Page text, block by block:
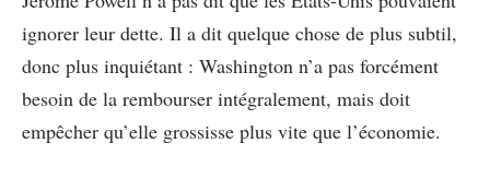
ignorer leur dette. Il a dit quelque chose de plus subtil,
donc plus inquiétant : Washington n’a pas forcément
besoin de la rembourser intégralement, mais doit
empêcher qu’elle grossisse plus vite que l’économie.